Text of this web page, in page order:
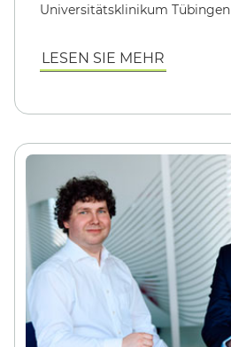
Universitätsklinikum Tübingen
LESEN SIE MEHR